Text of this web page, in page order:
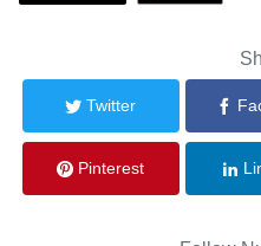
Twitter
Pinterest